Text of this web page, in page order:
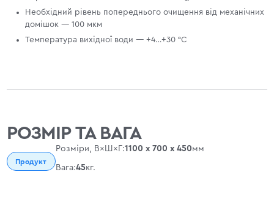
Необхідний рівень попереднього очищення від механічних
домішок — 100 мкм
Температура вихідної води — +4…+30 °С
РОЗМІР ТА ВАГА
Продукт
Розміри, В×Ш×Г:1100 х 700 х 450мм
Вага:45кг.